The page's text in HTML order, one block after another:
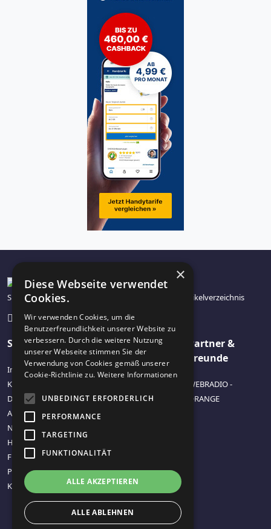
Site-Max - Redaktionell gepflegtes Website- und Artikelverzeichnis
Seiten
Impressum /
Kontakt
Datenschutzerklärung
Allgemeine
Nutzungsbedingungen
Häufig gestellte
Fragen (F.A.Q. )
Partner
Kontakt
Kategorien
Business - Finanzen -
Einkaufen - Produkt
Tests -
Internet -
Kommunikation -
Computer
Lifestyle - Hobby -
Tiere
Partner &
Freunde
WEBRADIO -
ORANGE
×
Diese Webseite verwendet
Cookies.
Wir verwenden Cookies, um die
Benutzerfreundlichkeit unserer Website zu
verbessern. Durch die weitere Nutzung
unserer Webseite stimmen Sie der
Verwendung von Cookies gemäß unserer
Cookie-Richtlinie zu. Weitere Informationen
UNBEDINGT ERFORDERLICH
PERFORMANCE
TARGETING
FUNKTIONALITÄT
ALLE AKZEPTIEREN
ALLE ABLEHNEN